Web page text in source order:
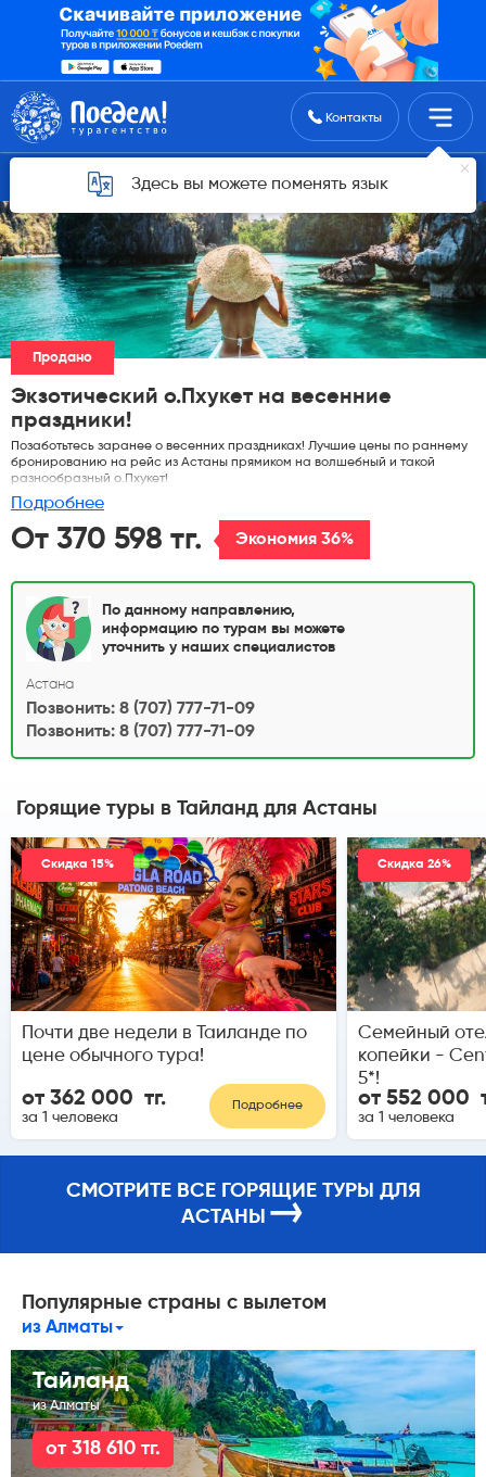
Поиск туровКонтакты
Здесь вы можете поменять язык
Горящие туры для Астаны
Продано
Экзотический о.Пхукет на весенние
праздники!
Позаботьтесь заранее о весенних праздниках! Лучшие цены по раннему
бронированию на рейс из Астаны прямиком на волшебный и такой
разнообразный о.Пхукет!
Подробнее
От 370 598 тг. Экономия 36%
По данному направлению,
информацию по турам вы можете
уточнить у наших специалистов
Астана
Позвонить: 8 (707) 777-71-09
Позвонить: 8 (707) 777-71-09
Горящие туры в Тайланд для Астаны
Скидка 15%
Почти две недели в Таиланде по
цене обычного тура!
от 362 000 тг.
за 1 человека
Подробнее
Скидка 26%
Семейный
копейки -
5*!
от 552 000
за 1 человека
СМОТРИТЕ ВСЕ ГОРЯЩИЕ ТУРЫ ДЛЯ
АСТАНЫ →
Популярные страны с вылетом
из Алматы
Тайланд
из Алматы
от 318 610 тг.